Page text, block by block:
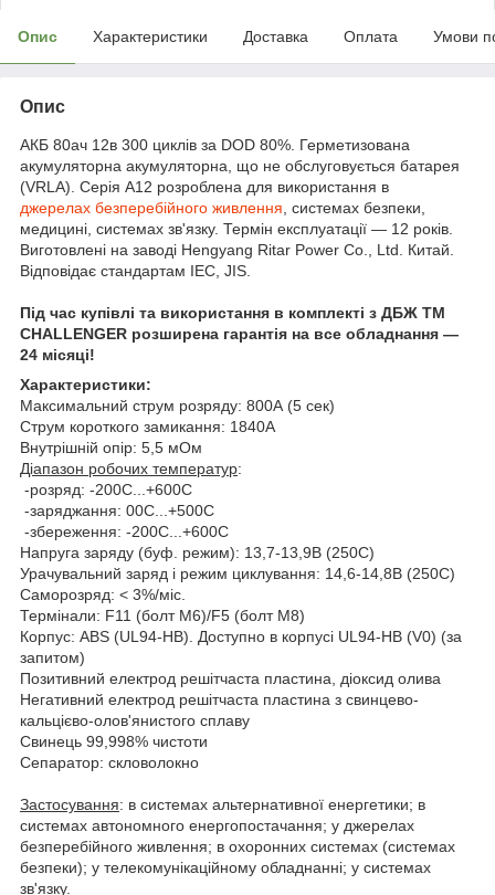
Опис Характеристики Доставка Оплата Умови
Опис
АКБ 80ач 12в 300 циклів за DOD 80%. Герметизована
акумуляторна акумуляторна, що не обслуговується батарея
(VRLA). Серія A12 розроблена для використання в
джерелах безперебійного живлення , системах безпеки,
медицині, системах зв'язку. Термін експлуатації — 12 років.
Виготовлені на заводі Hengyang Ritar Power Co., Ltd. Китай.
Відповідає стандартам IEC, JIS.
Під час купівлі та використання в комплекті з ДБЖ ТМ
CHALLENGER розширена гарантія на все обладнання —
24 місяці!
Характеристики:
Максимальний струм розряду: 800А (5 сек)
Струм короткого замикання: 1840А
Внутрішній опір: 5,5 мОм
Діапазон робочих температур:
-розряд: -200С...+600С
-заряджання: 00С...+500С
-збереження: -200С...+600С
Напруга заряду (буф. режим): 13,7-13,9В (250С)
Урачувальний заряд і режим циклування: 14,6-14,8В (250С)
Саморозряд: < 3%/міс.
Термінали: F11 (болт М6)/F5 (болт М8)
Корпус: ABS (UL94-HB). Доступно в корпусі UL94-HB (V0) (за
запитом)
Позитивний електрод решітчаста пластина, діоксид олива
Негативний електрод решітчаста пластина з свинцево-
кальцієво-олов'янистого сплаву
Свинець 99,998% чистоти
Сепаратор: скловолокно
Застосування: в системах альтернативної енергетики; в
системах автономного енергопостачання; у джерелах
безперебійного живлення; в охоронних системах (системах
безпеки); у телекомунікаційному обладнанні; у системах
зв'язку.